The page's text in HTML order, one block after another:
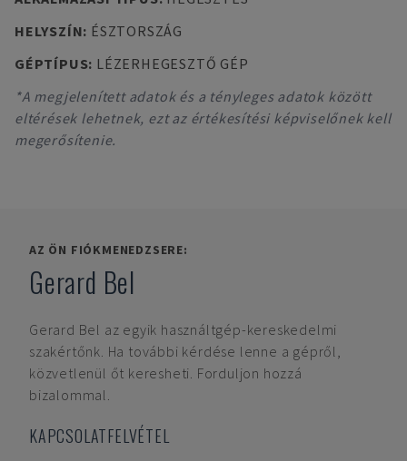
HELYSZÍN: ÉSZTORSZÁG
GÉPTÍPUS: LÉZERHEGESZTŐ GÉP
*A megjelenített adatok és a tényleges adatok között
eltérések lehetnek, ezt az értékesítési képviselőnek kell
megerősítenie.
AZ ÖN FIÓKMENEDZSERE:
Gerard Bel
Gerard Bel az egyik használtgép-kereskedelmi
szakértőnk. Ha további kérdése lenne a gépről,
közvetlenül őt keresheti. Forduljon hozzá
bizalommal.
KAPCSOLATFELVÉTEL